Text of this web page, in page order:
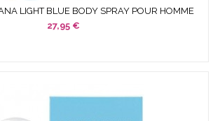
LIGHT BLUE BODY SPRAY POUR HOMME
125 ML...
27,95 €